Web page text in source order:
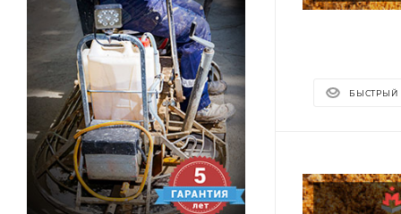
БЫСТРЫЙ